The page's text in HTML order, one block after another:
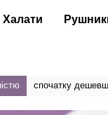
Халати
спочатку